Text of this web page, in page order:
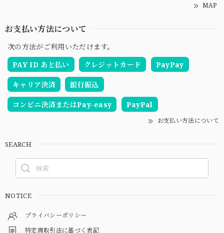
MAP
お支払い方法について
次の方法がご利用いただけます。
PAY ID あと払い
クレジットカード PayPay
キャリア決済 銀行振込
コンビニ決済またはPay-easy PayPal
お支払い方法について
SEARCH
NOTICE
プライバシーポリシー
特定商取引法に基づく表記